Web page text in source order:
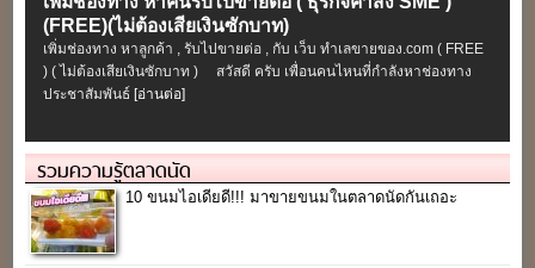
(FREE)(ไม่ต้องเสียเงินซักบาท)
เพิ่มช่องทาง หาลูกค้า , รับไปขายต่อ , กับ เว็บ ทำเลขายของ.com ( FREE
) ( ไม่ต้องเสียเงินซักบาท ) สวัสดี ครับ เพื่อนคนไหนที่กำลังหาช่องทาง
ประชาสัมพันธ์[อ่านต่อ]
รวมความรู้ตลาดนัด
10 ขนมไอเดียดี!!! มาขายขนมในตลาดนัดกันเถอะ